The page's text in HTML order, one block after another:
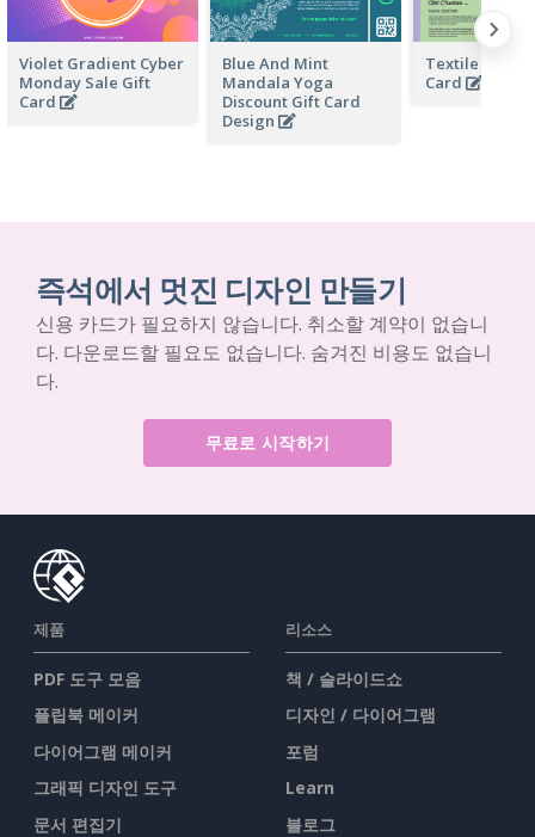
Violet Gradient Cyber
Monday Sale Gift
Card
Blue And Mint
Mandala Yoga
Discount Gift Card
Design
Textile
Card
즉석에서 멋진 디자인 만들기
신용 카드가 필요하지 않습니다. 취소할 계약이 없습니
다. 다운로드할 필요도 없습니다. 숨겨진 비용도 없습니
다.
무료로 시작하기
제품
PDF 도구 모음
플립북 메이커
다이어그램 메이커
그래픽 디자인 도구
문서 편집기
리소스
책 / 슬라이드쇼
디자인 / 다이어그램
포럼
Learn
블로그